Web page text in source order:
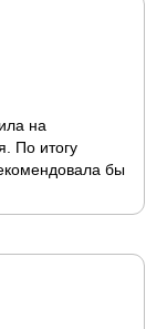
на
По итогу
бы